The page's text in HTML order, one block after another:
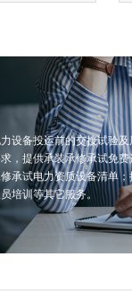
设备投运前的交接试验及
，提供承装承修承试免费
承试电力资质设备清单；
培训等其它服务。